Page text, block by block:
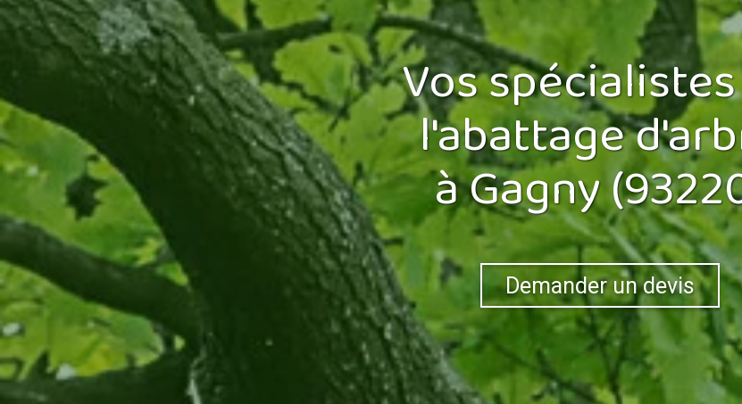
Vos
l'abattage
à Gagny
Demander un devis